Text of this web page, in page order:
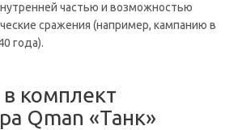
частью и возможностью
сражения (например, кампанию в
года).
комплект
Qman «Танк»